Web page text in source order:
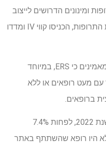
ומינונים הדרושים לייצוב
המטופל כפרמדיק ואחיות ניהלו את התרופות, הכניסו קווי IV ומדדו
חוקרים וספקים של רפואת חירום מאמינים כי ERS, במיוחד
עם מעט רופאים או ללא
ברופאים.
מחקר שנערך לאחרונה מצא כי בשנת 2022, לפחות 7.4%
היו רופא שהשתתף באתר